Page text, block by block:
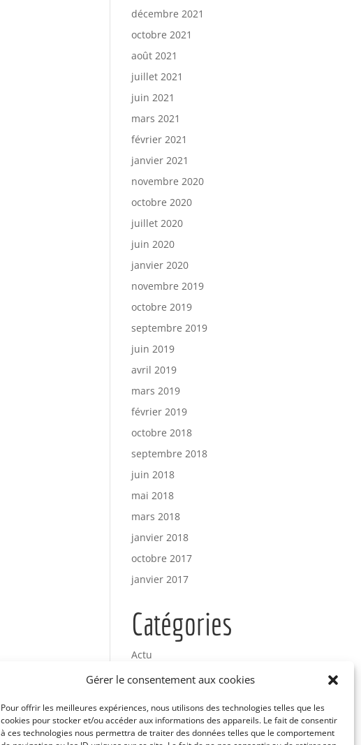
Gérer le consentement aux cookies
Pour offrir les meilleures expériences, nous utilisons des technologies telles que les
cookies pour stocker et/ou accéder aux informations des appareils. Le fait de consentir
à ces technologies nous permettra de traiter des données telles que le comportement
décembre 2021
octobre 2021
août 2021
juillet 2021
juin 2021
mars 2021
février 2021
janvier 2021
novembre 2020
octobre 2020
juillet 2020
juin 2020
janvier 2020
novembre 2019
octobre 2019
septembre 2019
juin 2019
avril 2019
mars 2019
février 2019
octobre 2018
septembre 2018
juin 2018
mai 2018
mars 2018
janvier 2018
octobre 2017
janvier 2017
Catégories
Actu
Uncategorized
Méta